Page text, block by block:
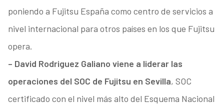
poniendo a Fujitsu España como centro de servicios a
nivel internacional para otros países en los que Fujitsu
opera.
– David Rodriguez Galiano viene a liderar las
operaciones del SOC de Fujitsu en Sevilla, SOC
certificado con el nivel más alto del Esquema Nacional